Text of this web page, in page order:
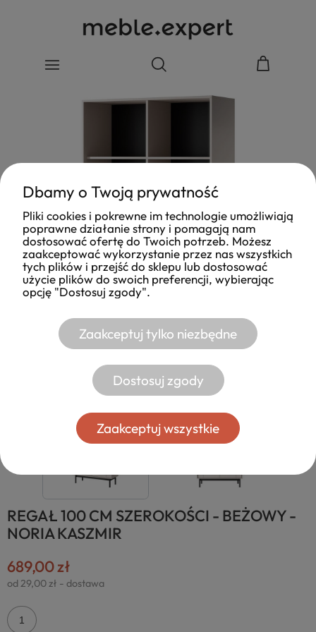
REGAŁ 100 CM SZEROKOŚCI - BEŻOWY -
NORIA KASZMIR
689,00 zł
od 29,00 zł - dostawa
Dbamy o Twoją prywatność
Pliki cookies i pokrewne im technologie umożliwiają
poprawne działanie strony i pomagają nam
dostosować ofertę do Twoich potrzeb. Możesz
zaakceptować wykorzystanie przez nas wszystkich
tych plików i przejść do sklepu lub dostosować
użycie plików do swoich preferencji, wybierając
opcję "Dostosuj zgody".
Zaakceptuj tylko niezbędne
Dostosuj zgody
Zaakceptuj wszystkie